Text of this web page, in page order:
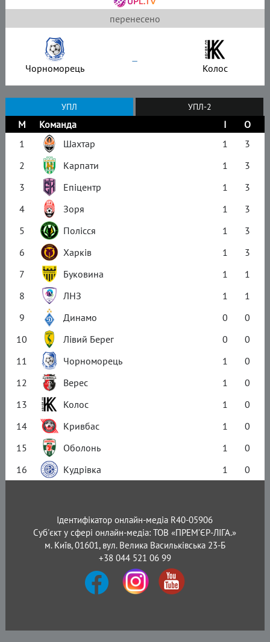
перенесено
Чорноморець – Колос
УПЛ УПЛ-2
М Команда І
О
1
Шахтар 1
3
2
Карпати 1
3
3
Епіцентр 1
3
4
Зоря 1
3
5
Полісся 1
3
6
Харків 1
3
7
Буковина 1
1
8
ЛНЗ 1
1
9
Динамо 0
0
10
Лівий Берег 0
0
11
Чорноморець 1
0
12
Верес 1
0
13
Колос 1
0
14
Кривбас 1
0
15
Оболонь 1
0
16
Кудрівка 1 0
Ідентифікатор онлайн-медіа R40-05906
Суб'єкт у сфері онлайн-медіа: ТОВ «ПРЕМ’ЄР-ЛІГА.»
м. Київ, 01601, вул. Велика Васильківська 23-Б
+38 044 521 06 99